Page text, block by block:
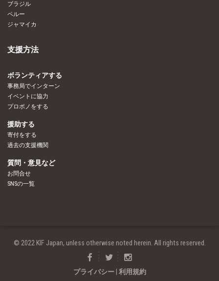
ブラジル
ペルー
ジャマイカ
支援方法
ボランティアする
事務局でインターン
イベントに協力
プロボノをする
援助する
寄付をする
過去の支援機関
質問・意見など
お問合せ
SNSの一覧
© 2022 KIF Japan, unless otherwise noted herein. All rights reserved.
プライバシー| 利用規約